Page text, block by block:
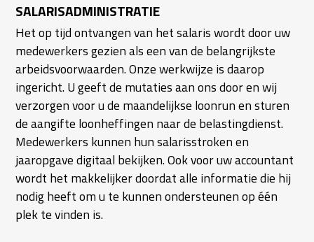
SALARISADMINISTRATIE
Het op tijd ontvangen van het salaris wordt door uw
medewerkers gezien als een van de belangrijkste
arbeidsvoorwaarden. Onze werkwijze is daarop
ingericht. U geeft de mutaties aan ons door en wij
verzorgen voor u de maandelijkse loonrun en sturen
de aangifte loonheffingen naar de belastingdienst.
Medewerkers kunnen hun salarisstroken en
jaaropgave digitaal bekijken. Ook voor uw accountant
wordt het makkelijker doordat alle informatie die hij
nodig heeft om u te kunnen ondersteunen op één
plek te vinden is.